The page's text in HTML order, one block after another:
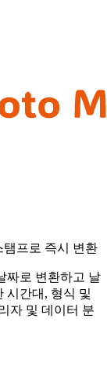
프로 즉시 변환
짜로 변환하고 날
시간대, 형식 및
자 및 데이터 분